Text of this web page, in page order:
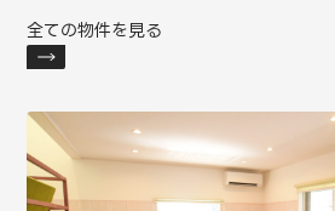
全ての物件を見る